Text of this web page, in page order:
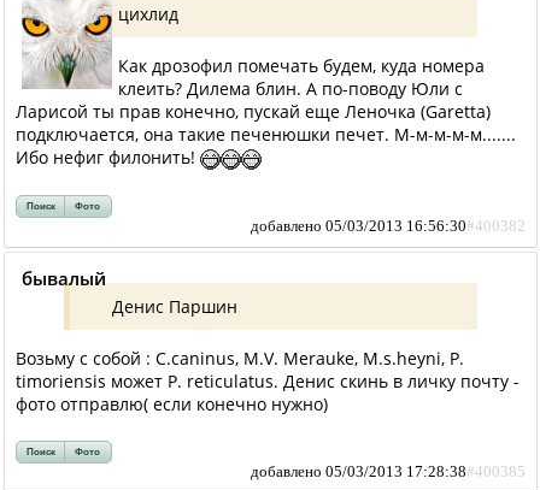
цихлид
Как дрозофил помечать будем, куда номера
клеить? Дилема блин. А по-поводу Юли с
Ларисой ты прав конечно, пускай еще Леночка (Garetta)
подключается, она такие печенюшки печет. М-м-м-м-м.......
Ибо нефиг филонить!
Поиск Фото
добавлено 05/03/2013 16:56:30#400382
бывалый
Денис Паршин
Возьму с собой : C.caninus, M.V. Merauke, M.s.heyni, P.
timoriensis может P. reticulatus. Денис скинь в личку почту -
фото отправлю( если конечно нужно)
Поиск Фото
добавлено 05/03/2013 17:28:38#400385